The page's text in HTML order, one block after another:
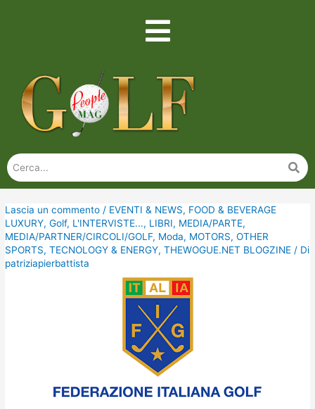
Lascia un commento / EVENTI & NEWS, FOOD & BEVERAGE
LUXURY,Golf, L'INTERVISTE..., LIBRI, MEDIA/PARTE,
MEDIA/PARTNER/CIRCOLI/GOLF, Moda, MOTORS,OTHER
SPORTS,TECNOLOGY & ENERGY,THEWOGUE.NET BLOGZINE / Di
patriziapierbattista